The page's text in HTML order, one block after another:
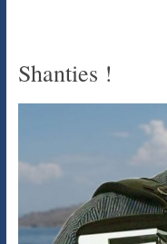
Shanties !